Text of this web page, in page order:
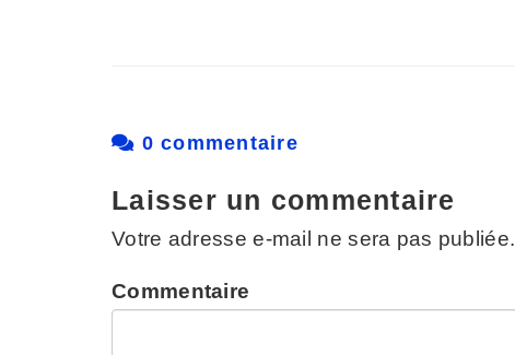
0 commentaire
Laisser un commentaire
Votre adresse e-mail ne sera pas publiée.
Commentaire